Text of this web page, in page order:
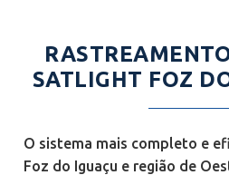
SATLIGHT FOZ
O sistema mais completo e
Foz do Iguaçu e região de